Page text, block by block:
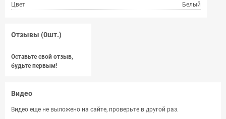
Цвет
Белый
Отзывы (0шт.)
Оставьте свой отзыв,
будьте первым!
Видео
Видео еще не выложено на сайте, проверьте в другой раз.